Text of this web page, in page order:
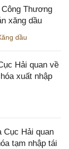
Thương
xăng dầu
dầu
Hải quan về
xuất nhập
Cục Hải quan
tạm nhập tái